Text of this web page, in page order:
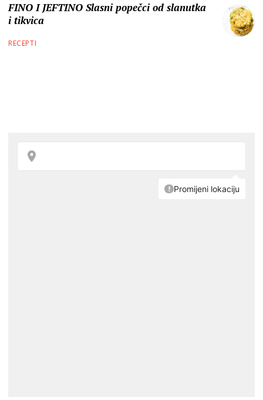
FINO I JEFTINO Slasni popečci od slanutka
i tikvica
RECEPTI